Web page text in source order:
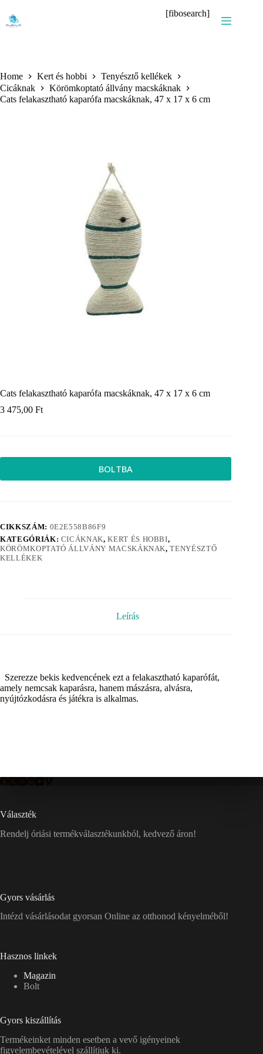
content
[fibosearch]
Home Kert és hobbi
Tenyésztő kellékek
Cicáknak
Körömkoptató állvány macskáknak
Cats felakasztható kaparófa macskáknak, 47 x 17 x 6 cm
Cats felakasztható kaparófa macskáknak, 47 x 17 x 6 cm
3 475,00 Ft
BOLTBA
CIKKSZÁM: 0E2E558B86F9
KATEGÓRIÁK: CICÁKNAK,KERT ÉS HOBBI,
KÖRÖMKOPTATÓ ÁLLVÁNY MACSKÁKNAK,TENYÉSZTŐ
KELLÉKEK
Leírás
Szerezze bekis kedvencének ezt a felakasztható kaparófát,
amely nemcsak kaparásra, hanem mászásra, alvásra,
nyújtózkodásra és játékra is alkalmas.
Választék
Rendelj óriási termékválasztékunkból, kedvező áron!
Gyors vásárlás
Intézd vásárlásodat gyorsan Online az otthonod kényelméből!
Hasznos linkek
Magazin
Bolt
Gyors kiszállítás
Termékeinket minden esetben a vevő igényeinek
figyelembevételével szállítjuk ki.